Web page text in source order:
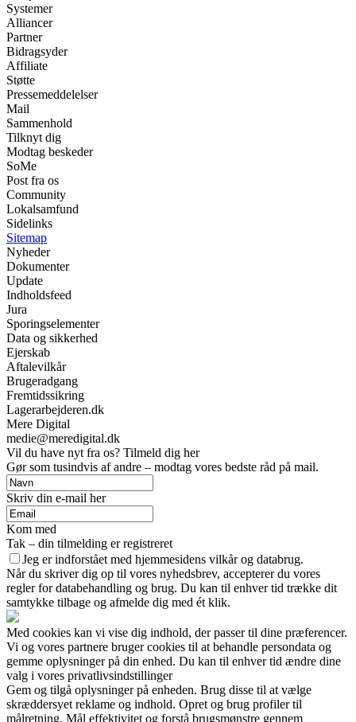
Systemer
Alliancer
Partner
Bidragsyder
Affiliate
Støtte
Pressemeddelelser
Mail
Sammenhold
Tilknyt dig
Modtag beskeder
SoMe
Post fra os
Community
Lokalsamfund
Sidelinks
Sitemap
Nyheder
Dokumenter
Update
Indholdsfeed
Jura
Sporingselementer
Data og sikkerhed
Ejerskab
Aftalevilkår
Brugeradgang
Fremtidssikring
Lagerarbejderen.dk
Mere Digital
medie@meredigital.dk
Vil du have nyt fra os? Tilmeld dig her
Gør som tusindvis af andre – modtag vores bedste råd på mail.
Skriv din e-mail her
Kom med
Tak – din tilmelding er registreret
Jeg er indforstået med hjemmesidens vilkår og databrug.
Når du skriver dig op til vores nyhedsbrev, accepterer du vores
regler for databehandling og brug. Du kan til enhver tid trække dit
samtykke tilbage og afmelde dig med ét klik.
Med cookies kan vi vise dig indhold, der passer til dine præferencer.
Vi og vores partnere bruger cookies til at behandle persondata og
gemme oplysninger på din enhed. Du kan til enhver tid ændre dine
valg i vores privatlivsindstillinger
Gem og tilgå oplysninger på enheden. Brug disse til at vælge
skræddersyet reklame og indhold. Opret og brug profiler til
målretning. Mål effektivitet og forstå brugsmønstre gennem